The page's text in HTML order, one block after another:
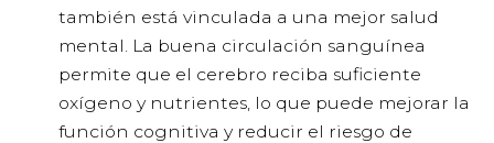
también está vinculada a una mejor salud
mental. La buena circulación sanguínea
permite que el cerebro reciba suficiente
oxígeno y nutrientes, lo que puede mejorar la
función cognitiva y reducir el riesgo de